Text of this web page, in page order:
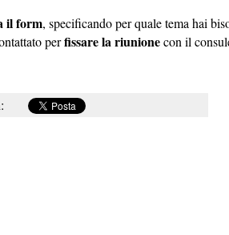
il form, specificando per quale tema hai
perfissare la riunionecon il